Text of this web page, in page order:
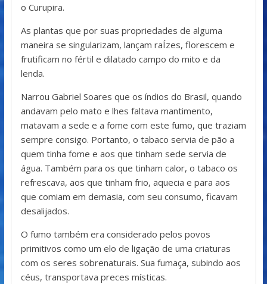
o Curupira.
As plantas que por suas propriedades de alguma
maneira se singularizam, lançam raÍzes, florescem e
frutificam no fértil e dilatado campo do mito e da
lenda.
Narrou Gabriel Soares que os índios do Brasil, quando
andavam pelo mato e lhes faltava mantimento,
matavam a sede e a fome com este fumo, que traziam
sempre consigo. Portanto, o tabaco servia de pão a
quem tinha fome e aos que tinham sede servia de
água. Também para os que tinham calor, o tabaco os
refrescava, aos que tinham frio, aquecia e para aos
que comiam em demasia, com seu consumo, ficavam
desalijados.
O fumo também era considerado pelos povos
primitivos como um elo de ligação de uma criaturas
com os seres sobrenaturais. Sua fumaça, subindo aos
céus, transportava preces místicas.